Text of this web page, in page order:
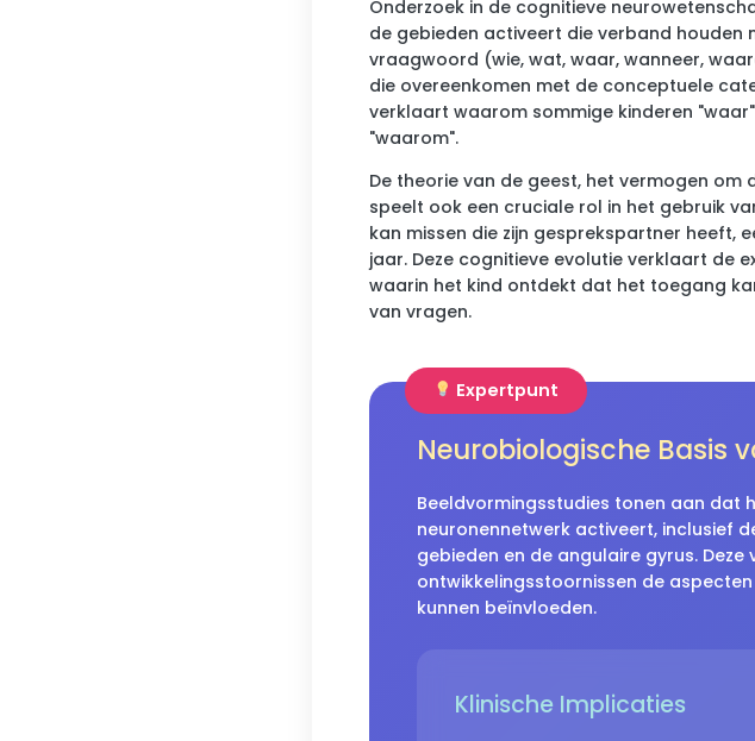
Onderzoek in de cognitieve
de gebieden activeert die verband houden
vraagwoord (wie, wat, waar, wanneer,
die overeenkomen met de conceptuele
verklaart waarom sommige kinderen
"waarom".
De theorie van de geest, het vermogen
speelt ook een cruciale rol in het gebruik
kan missen die zijn gesprekspartner heeft,
jaar. Deze cognitieve evolutie verklaart de
waarin het kind ontdekt dat het toegang
van vragen.
Expertpunt
Neurobiologische Basis
Beeldvormingsstudies tonen aan dat
neuronennetwerk activeert, inclusief
gebieden en de angulaire gyrus.
ontwikkelingsstoornissen de
kunnen beïnvloeden.
Klinische Implicaties